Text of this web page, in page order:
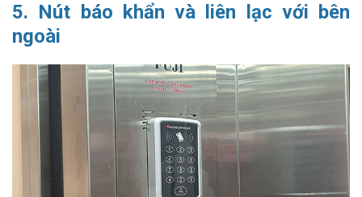
5. Nút báo khẩn và liên lạc với bên
ngoài